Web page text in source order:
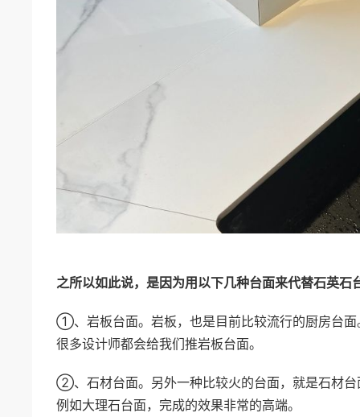
之所以如此说，是因为用以下几种台面来代替石英石
①、岩板台面。岩板，也是目前比较流行的厨房台面
很多设计师都会给我们推岩板台面。
②、石材台面。另外一种比较火的台面，就是石材台
例如大理石台面，完成的效果非常的高端。